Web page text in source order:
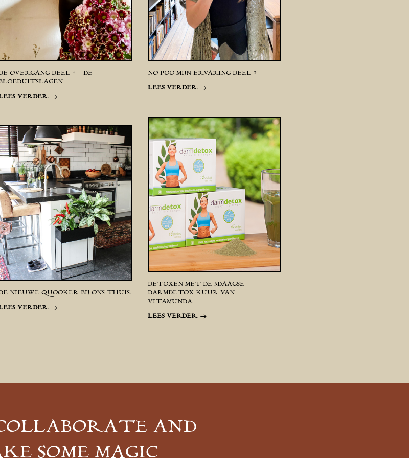
OVERGANG DEEL 4 – DE
VERDER
NO POO MIJN ERVARING DEEL 2
LEES VERDER
DETOXEN MET DE 3DAAGSE
DARMDETOX KUUR VAN
VITAMUNDA.
LEES VERDER
NIEUWE QUOOKER BIJ ONS THUIS.
VERDER
AND
SOME MAGIC